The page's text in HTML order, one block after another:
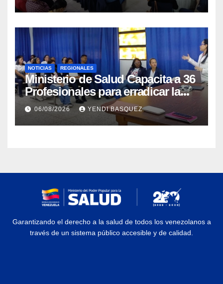
NOTICIAS REGIONALES
Ministerio de Salud Capacita a 36
Profesionales para erradicar la
Tuberculosis en Yaracuy
06/08/2026 YENDI BASQUEZ
Garantizando el derecho a la salud de todos los venezolanos a
través de un sistema público accesible y de calidad.